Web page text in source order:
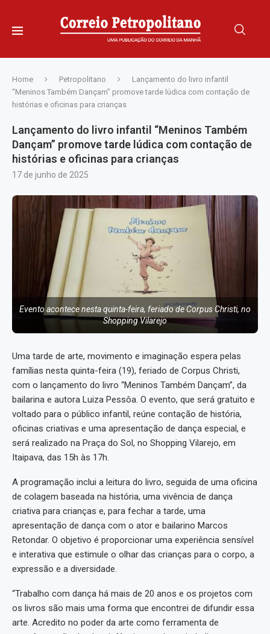
Home Petropolitano
Lançamento do livro infantil
“Meninos Também Dançam” promove tarde lúdica com contação de
histórias e oficinas para crianças
Lançamento do livro infantil “Meninos Também
Dançam” promove tarde lúdica com contação de
histórias e oficinas para crianças
17 de junho de 2025
Evento acontece nesta quinta-feira, feriado de Corpus Christi, no
Shopping Vilarejo
Uma tarde de arte, movimento e imaginação espera pelas
famílias nesta quinta-feira (19), feriado de Corpus Christi,
com o lançamento do livro “Meninos Também Dançam”, da
bailarina e autora Luiza Pessôa. O evento, que será gratuito e
voltado para o público infantil, reúne contação de história,
oficinas criativas e uma apresentação de dança especial, e
será realizado na Praça do Sol, no Shopping Vilarejo, em
Itaipava, das 15h às 17h.
A programação inclui a leitura do livro, seguida de uma oficina
de colagem baseada na história, uma vivência de dança
criativa para crianças e, para fechar a tarde, uma
apresentação de dança com o ator e bailarino Marcos
Retondar. O objetivo é proporcionar uma experiência sensível
e interativa que estimule o olhar das crianças para o corpo, a
expressão e a diversidade.
“Trabalho com dança há mais de 20 anos e os projetos com
os livros são mais uma forma que encontrei de difundir essa
arte. Acredito no poder da arte como ferramenta de